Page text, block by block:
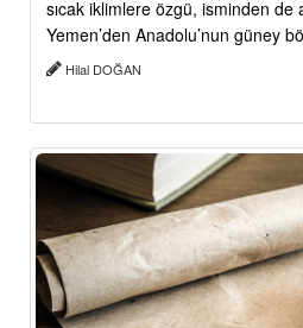
sıcak iklimlere özgü, isminden de
Yemen’den Anadolu’nun güney
Hilal DOĞAN